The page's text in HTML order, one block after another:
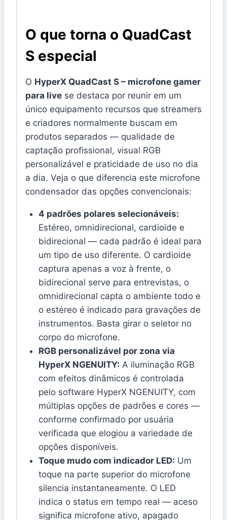
O que torna o QuadCast
S especial
O HyperX QuadCast S – microfone gamer
para live se destaca por reunir em um
único equipamento recursos que streamers
e criadores normalmente buscam em
produtos separados — qualidade de
captação profissional, visual RGB
personalizável e praticidade de uso no dia
a dia. Veja o que diferencia este microfone
condensador das opções convencionais:
4 padrões polares selecionáveis:
Estéreo, omnidirecional, cardioide e
bidirecional — cada padrão é ideal para
um tipo de uso diferente. O cardioide
captura apenas a voz à frente, o
bidirecional serve para entrevistas, o
omnidirecional capta o ambiente todo e
o estéreo é indicado para gravações de
instrumentos. Basta girar o seletor no
corpo do microfone.
RGB personalizável por zona via
HyperX NGENUITY: A iluminação RGB
com efeitos dinâmicos é controlada
pelo software HyperX NGENUITY, com
múltiplas opções de padrões e cores —
conforme confirmado por usuária
verificada que elogiou a variedade de
opções disponíveis.
Toque mudo com indicador LED: Um
toque na parte superior do microfone
silencia instantaneamente. O LED
indica o status em tempo real — aceso
significa microfone ativo, apagado